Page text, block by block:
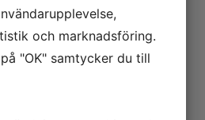
och marknadsföring.
"OK" samtycker du till